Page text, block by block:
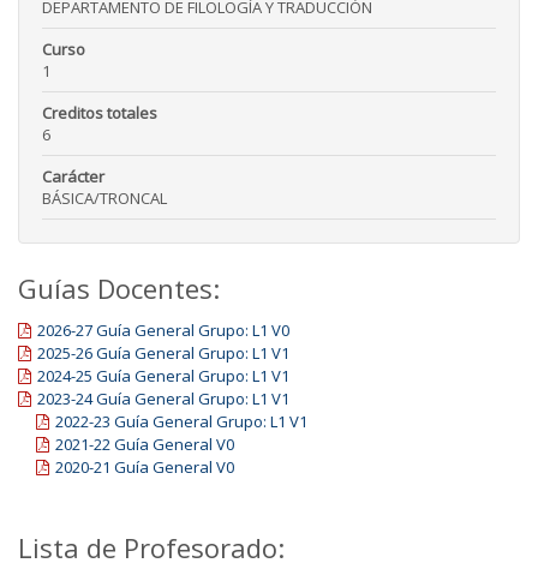
DEPARTAMENTO DE FILOLOGÍA Y TRADUCCIÓN
Curso
1
Creditos totales
6
Carácter
BÁSICA/TRONCAL
Guías Docentes:
2026-27 Guía General Grupo: L1 V0
2025-26 Guía General Grupo: L1 V1
2024-25 Guía General Grupo: L1 V1
2023-24 Guía General Grupo: L1 V1
2022-23 Guía General Grupo: L1 V1
2021-22 Guía General V0
2020-21 Guía General V0
Lista de Profesorado: